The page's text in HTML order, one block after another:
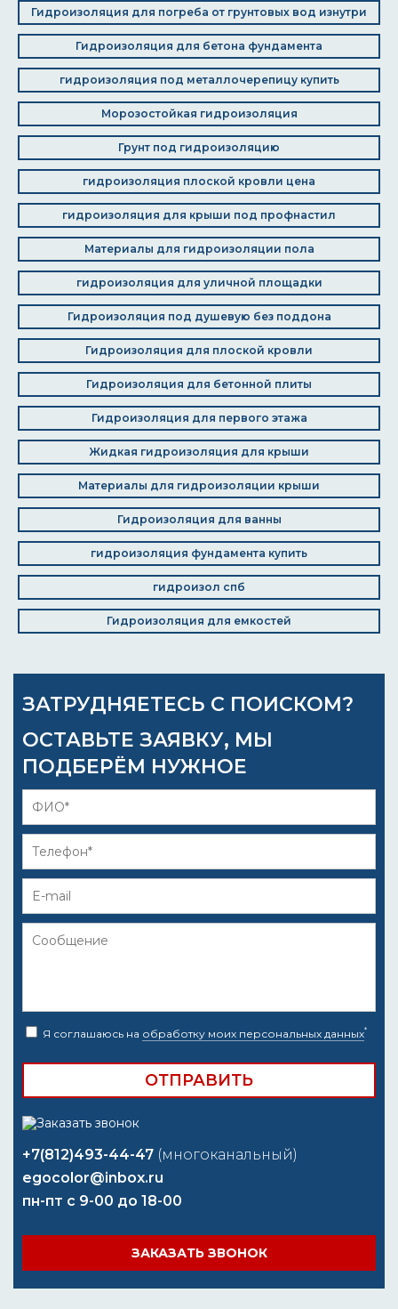
Гидроизоляция для погреба от грунтовых вод изнутри
Гидроизоляция для бетона фундамента
гидроизоляция под металлочерепицу купить
Морозостойкая гидроизоляция
Грунт под гидроизоляцию
гидроизоляция плоской кровли цена
гидроизоляция для крыши под профнастил
Материалы для гидроизоляции пола
гидроизоляция для уличной площадки
Гидроизоляция под душевую без поддона
Гидроизоляция для плоской кровли
Гидроизоляция для бетонной плиты
Гидроизоляция для первого этажа
Жидкая гидроизоляция для крыши
Материалы для гидроизоляции крыши
Гидроизоляция для ванны
гидроизоляция фундамента купить
гидроизол спб
Гидроизоляция для емкостей
ЗАТРУДНЯЕТЕСЬ С ПОИСКОМ?
ОСТАВЬТЕ ЗАЯВКУ, МЫ
ПОДБЕРЁМ НУЖНОЕ
Я соглашаюсь на обработку моих персональных данных*
+7(812)493-44-47 (многоканальный)
egocolor@inbox.ru
пн-пт с 9-00 до 18-00
ЗАКАЗАТЬ ЗВОНОК